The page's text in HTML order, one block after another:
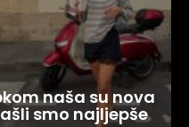
naša su nova
smo najljepše